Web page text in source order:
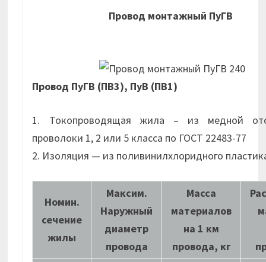
Провод монтажный ПуГВ
Провод ПуГВ (ПВ3), ПуВ (ПВ1)
1. Токопроводящая жила – из медной
проволоки 1, 2 или 5 класса по ГОСТ 22483-77
2. Изоляция — из поливинилхлоридного
Номин.
сечение
жилы
Максим.
Наружный
диаметр
провода
Масса
материалов
на 1 км
провода, кг